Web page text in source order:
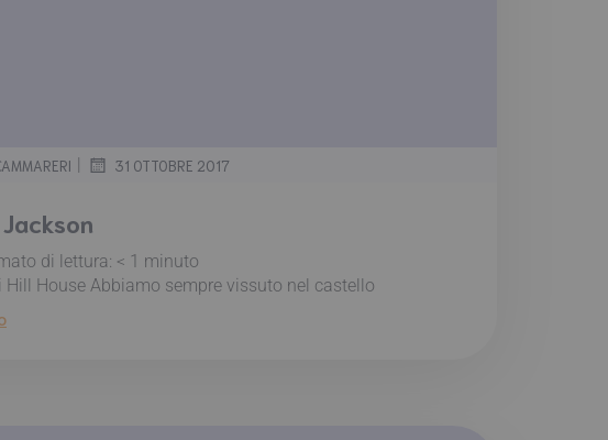
| 31 OTTOBRE 2017
di lettura: < 1 minuto
Hill House Abbiamo sempre vissuto nel castello